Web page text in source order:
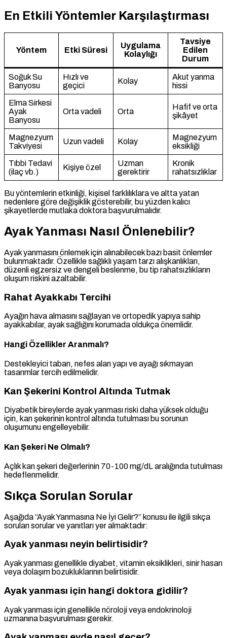
En Etkili Yöntemler Karşılaştırması
Yöntem Etki Süresi
Uygulama
Kolaylığı
Tavsiye
Edilen
Durum
Soğuk Su
Banyosu
Hızlı ve
geçici
Kolay
Akut yanma
hissi
Elma Sirkesi
Ayak
Banyosu
Orta vadeli Orta
Hafif ve orta
şikâyet
Magnezyum
Takviyesi
Uzun vadeli Kolay
Magnezyum
eksikliği
Tıbbi Tedavi
(ilaç vb.)
Kişiye özel
Uzman
gerektirir
Kronik
rahatsızlıklar
Bu yöntemlerin etkinliği, kişisel farklılıklara ve altta yatan
nedenlere göre değişiklik gösterebilir, bu yüzden kalıcı
şikayetlerde mutlaka doktora başvurulmalıdır.
Ayak Yanması Nasıl Önlenebilir?
Ayak yanmasını önlemek için alınabilecek bazı basit önlemler
bulunmaktadır. Özellikle sağlıklı yaşam tarzı alışkanlıkları,
düzenli egzersiz ve dengeli beslenme, bu tip rahatsızlıkların
oluşum riskini azaltabilir.
Rahat Ayakkabı Tercihi
Ayağın hava almasını sağlayan ve ortopedik yapıya sahip
ayakkabılar, ayak sağlığını korumada oldukça önemlidir.
Hangi Özellikler Aranmalı?
Destekleyici taban, nefes alan yapı ve ayağı sıkmayan
tasarımlar tercih edilmelidir.
Kan Şekerini Kontrol Altında Tutmak
Diyabetik bireylerde ayak yanması riski daha yüksek olduğu
için, kan şekerinin kontrol altında tutulması bu sorunun
oluşumunu engelleyebilir.
Kan Şekeri Ne Olmalı?
Açlık kan şekeri değerlerinin 70-100 mg/dL aralığında tutulması
hedeflenmelidir.
Sıkça Sorulan Sorular
Aşağıda “Ayak Yanmasına Ne İyi Gelir?” konusu ile ilgili sıkça
sorulan sorular ve yanıtları yer almaktadır:
Ayak yanması neyin belirtisidir?
Ayak yanması genellikle diyabet, vitamin eksiklikleri, sinir hasarı
veya dolaşım bozukluklarının belirtisidir.
Ayak yanması için hangi doktora gidilir?
Ayak yanması için genellikle nöroloji veya endokrinoloji
uzmanına başvurulması gerekir.